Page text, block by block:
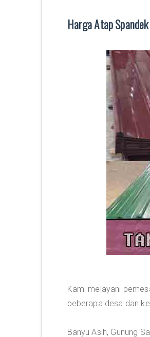
Harga Atap
Kami melayani
beberapa desa dan
Banyu Asih, Gunung